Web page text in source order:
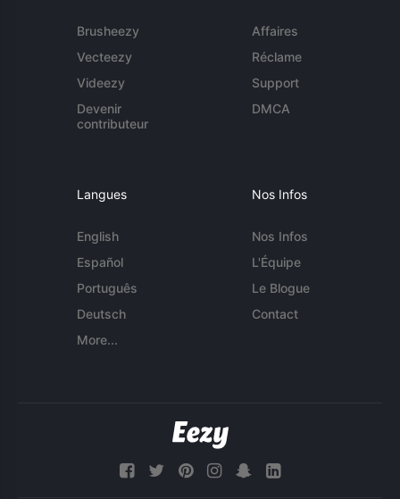
Brusheezy
Vecteezy
Videezy
Devenir
contributeur
Affaires
Réclame
Support
DMCA
Langues
English
Español
Português
Deutsch
More...
Nos Infos
Nos Infos
L'Équipe
Le Blogue
Contact